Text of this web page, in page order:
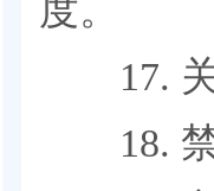
度。
17. 关
18. 禁